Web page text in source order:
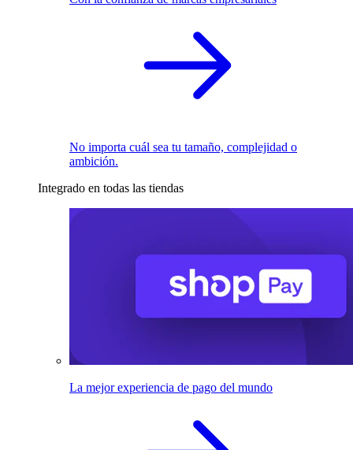
No importa cuál sea tu tamaño, complejidad o
ambición.
Integrado en todas las tiendas
La mejor experiencia de pago del mundo